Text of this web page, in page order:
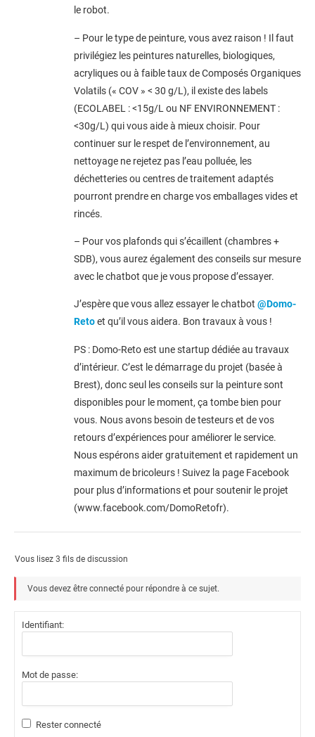
le robot.
– Pour le type de peinture, vous avez raison ! Il faut
privilégiez les peintures naturelles, biologiques,
acryliques ou à faible taux de Composés Organiques
Volatils (« COV » < 30 g/L), il existe des labels
(ECOLABEL : <15g/L ou NF ENVIRONNEMENT :
<30g/L) qui vous aide à mieux choisir. Pour
continuer sur le respet de l’environnement, au
nettoyage ne rejetez pas l’eau polluée, les
déchetteries ou centres de traitement adaptés
pourront prendre en charge vos emballages vides et
rincés.
– Pour vos plafonds qui s’écaillent (chambres +
SDB), vous aurez également des conseils sur mesure
avec le chatbot que je vous propose d’essayer.
J’espère que vous allez essayer le chatbot @Domo-
Retoet qu’il vous aidera. Bon travaux à vous !
PS : Domo-Reto est une startup dédiée au travaux
d’intérieur. C’est le démarrage du projet (basée à
Brest), donc seul les conseils sur la peinture sont
disponibles pour le moment, ça tombe bien pour
vous. Nous avons besoin de testeurs et de vos
retours d’expériences pour améliorer le service.
Nous espérons aider gratuitement et rapidement un
maximum de bricoleurs ! Suivez la page Facebook
pour plus d’informations et pour soutenir le projet
(www.facebook.com/DomoRetofr).
Vous lisez 3 fils de discussion
Vous devez être connecté pour répondre à ce sujet.
Identifiant:
Mot de passe:
Rester connecté